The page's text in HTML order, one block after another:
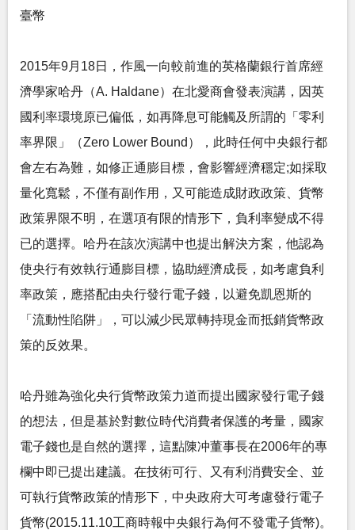
臺幣
2015年9月18日，作風一向較前進的英格蘭銀行首席經
濟學家哈丹（A. Haldane）在北愛商會發表演講，因英
國利率環境原已偏低，如再降息可能觸及所謂的「零利
率界限」（Zero Lower Bound），此時任何中央銀行都
會左右為難，如修正通膨目標，會影響經濟穩定;如採取
量化寬鬆，不僅有副作用，又可能造成財政政策、貨幣
政策界限不明，在選項有限的情形下，負利率變成不得
已的選擇。哈丹在該次演講中也提出解決方案，他認為
使央行有效執行通膨目標，協助經濟成長，如考慮負利
率政策，應搭配由央行發行電子錢，以避免凱恩斯的
「流動性陷阱」，可以減少民眾轉持現金而抵銷貨幣政
策的反效果。
哈丹雖為強化央行貨幣政策力道而提出國家發行電子錢
的想法，但是基於對數位時代消費者保護的考量，國家
電子錢也是自然的選擇，這點陳冲董事長在2006年的專
欄中即已提出建議。在技術可行、又有利消費安全、並
可執行貨幣政策的情形下，中央政府大可考慮發行電子
貨幣(2015.11.10工商時報中央銀行為何不發電子貨幣)。